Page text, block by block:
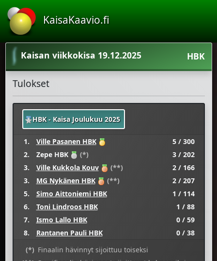
KaisaKaavio.fi
Kaisan viikkokisa 19.12.2025 HBK
Tulokset
HBK - Kaisa Joulukuu 2025
1. Ville Pasanen HBK
5 / 300
2.
Zepe HBK (*)
3 / 202
3.
Ville Kukkola Kouv (**)
2 / 166
3.
MG Nykänen HBK (**)
2 / 207
5.
Simo Aittoniemi HBK
1 / 114
6.
Toni Lindroos HBK
1 / 88
7.
Ismo Lallo HBK
0 / 59
8.
Rantanen Pauli HBK
0 / 38
(*) Finaalin hävinnyt sijoittuu toiseksi